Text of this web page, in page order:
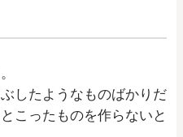
したようなものばかりだ
こったものを作らないと